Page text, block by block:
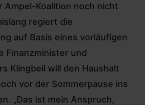
Ampel-Koalition noch nicht
regiert die
auf Basis eines vorläufigen
Finanzminister und
Klingbeil will den Haushalt
vor der Sommerpause ins
„Das ist mein Anspruch,